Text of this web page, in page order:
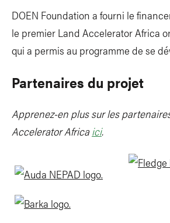
DOEN Foundation a fourni le
le premier Land Accelerator Africa
qui a permis au programme de se
Partenaires du projet
Apprenez-en plus sur les
Accelerator Africaici.